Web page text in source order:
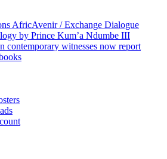
AfricAvenir / Exchange Dialogue
by Prince Kum’a Ndumbe III
contemporary witnesses now report